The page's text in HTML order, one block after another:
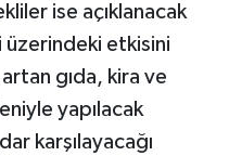
ise açıklanacak
üzerindeki etkisini
gıda, kira ve
yapılacak
karşılayacağı